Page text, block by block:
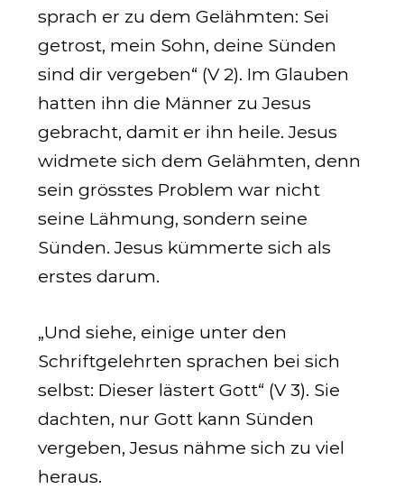
sprach er zu dem Gelähmten: Sei
getrost, mein Sohn, deine Sünden
sind dir vergeben“ (V 2). Im Glauben
hatten ihn die Männer zu Jesus
gebracht, damit er ihn heile. Jesus
widmete sich dem Gelähmten, denn
sein grösstes Problem war nicht
seine Lähmung, sondern seine
Sünden. Jesus kümmerte sich als
erstes darum.
„Und siehe, einige unter den
Schriftgelehrten sprachen bei sich
selbst: Dieser lästert Gott“ (V 3). Sie
dachten, nur Gott kann Sünden
vergeben, Jesus nähme sich zu viel
heraus.